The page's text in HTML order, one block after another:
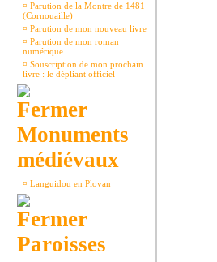
¤ Parution de la Montre de 1481
(Cornouaille)
¤ Parution de mon nouveau livre
¤ Parution de mon roman
numérique
¤ Souscription de mon prochain
livre : le dépliant officiel
Monuments
médiévaux
¤ Languidou en Plovan
Paroisses